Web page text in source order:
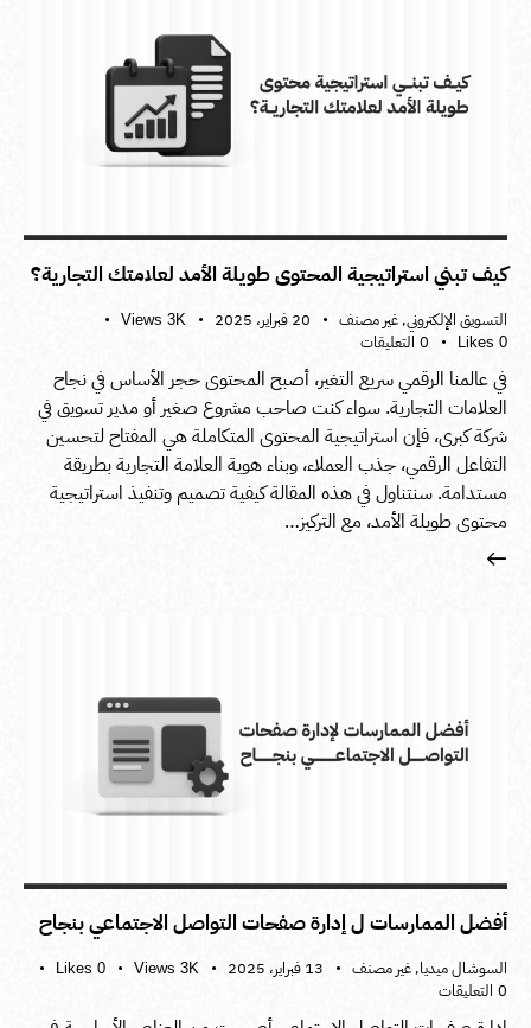
كيف تبني استراتيجية المحتوى طويلة الأمد لعلامتك التجارية؟
التسويق الإلكتروني,غير مصنف 20 فبراير، 2025 3K
Views
0
Likes
0 التعليقات
في عالمنا الرقمي سريع التغير، أصبح المحتوى حجر الأساس في نجاح
العلامات التجارية. سواء كنت صاحب مشروع صغير أو مدير تسويق في
شركة كبرى، فإن استراتيجية المحتوى المتكاملة هي المفتاح لتحسين
التفاعل الرقمي، جذب العملاء، وبناء هوية العلامة التجارية بطريقة
مستدامة. سنتناول في هذه المقالة كيفية تصميم وتنفيذ استراتيجية
محتوى طويلة الأمد، مع التركيز…
أفضل الممارسات ل إدارة صفحات التواصل الاجتماعي بنجاح
السوشال ميديا,غير مصنف 13 فبراير، 2025 3K
Views
0
Likes
0 التعليقات